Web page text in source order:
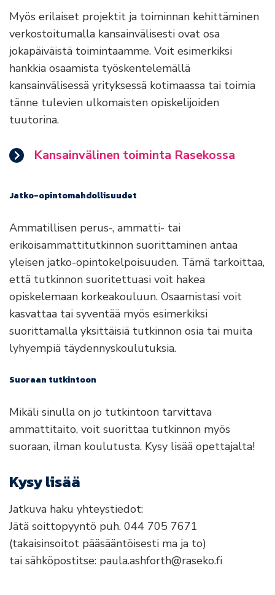
Myös erilaiset projektit ja toiminnan kehittäminen
verkostoitumalla kansainvälisesti ovat osa
jokapäiväistä toimintaamme. Voit esimerkiksi
hankkia osaamista työskentelemällä
kansainvälisessä yrityksessä kotimaassa tai toimia
tänne tulevien ulkomaisten opiskelijoiden
tuutorina.
Kansainvälinen toiminta Rasekossa
Jatko-opintomahdollisuudet
Ammatillisen perus-, ammatti- tai
erikoisammattitutkinnon suorittaminen antaa
yleisen jatko-opintokelpoisuuden. Tämä tarkoittaa,
että tutkinnon suoritettuasi voit hakea
opiskelemaan korkeakouluun. Osaamistasi voit
kasvattaa tai syventää myös esimerkiksi
suorittamalla yksittäisiä tutkinnon osia tai muita
lyhyempiä täydennyskoulutuksia.
Suoraan tutkintoon
Mikäli sinulla on jo tutkintoon tarvittava
ammattitaito, voit suorittaa tutkinnon myös
suoraan, ilman koulutusta. Kysy lisää opettajalta!
Kysy lisää
Jatkuva haku yhteystiedot:
Jätä soittopyyntö puh. 044 705 7671
(takaisinsoitot pääsääntöisesti ma ja to)
tai sähköpostitse: paula.ashforth@raseko.fi